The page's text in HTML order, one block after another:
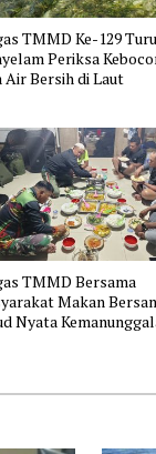
TMMD Ke-129
Periksa
Air Bersih di Laut
TMMD Bersama
Makan
Nyata